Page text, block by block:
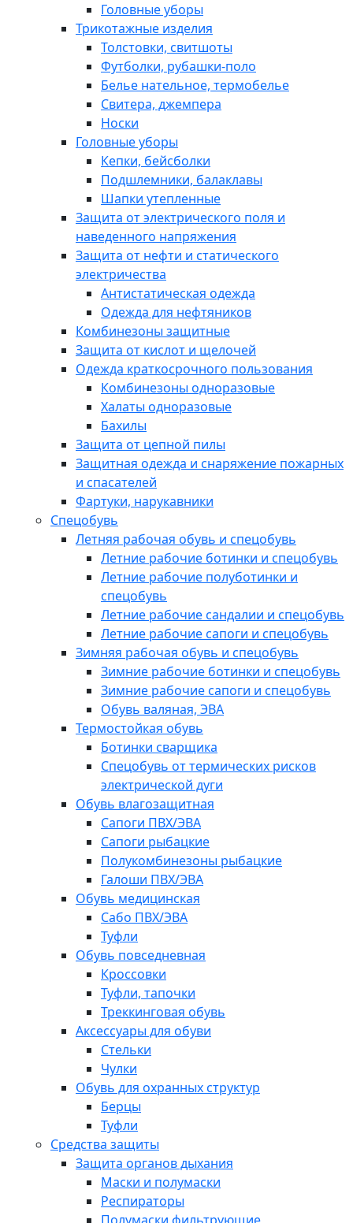
Головные уборы
Трикотажные изделия
Толстовки, свитшоты
Футболки, рубашки-поло
Белье нательное, термобелье
Свитера, джемпера
Носки
Головные уборы
Кепки, бейсболки
Подшлемники, балаклавы
Шапки утепленные
Защита от электрического поля и
наведенного напряжения
Защита от нефти и статического
электричества
Антистатическая одежда
Одежда для нефтяников
Комбинезоны защитные
Защита от кислот и щелочей
Одежда краткосрочного пользования
Комбинезоны одноразовые
Халаты одноразовые
Бахилы
Защита от цепной пилы
Защитная одежда и снаряжение пожарных
и спасателей
Фартуки, нарукавники
Спецобувь
Летняя рабочая обувь и спецобувь
Летние рабочие ботинки и спецобувь
Летние рабочие полуботинки и
спецобувь
Летние рабочие сандалии и спецобувь
Летние рабочие сапоги и спецобувь
Зимняя рабочая обувь и спецобувь
Зимние рабочие ботинки и спецобувь
Зимние рабочие сапоги и спецобувь
Обувь валяная, ЭВА
Термостойкая обувь
Ботинки сварщика
Спецобувь от термических рисков
электрической дуги
Обувь влагозащитная
Сапоги ПВХ/ЭВА
Сапоги рыбацкие
Полукомбинезоны рыбацкие
Галоши ПВХ/ЭВА
Обувь медицинская
Сабо ПВХ/ЭВА
Туфли
Обувь повседневная
Кроссовки
Туфли, тапочки
Треккинговая обувь
Аксессуары для обуви
Стельки
Чулки
Обувь для охранных структур
Берцы
Туфли
Средства защиты
Защита органов дыхания
Маски и полумаски
Респираторы